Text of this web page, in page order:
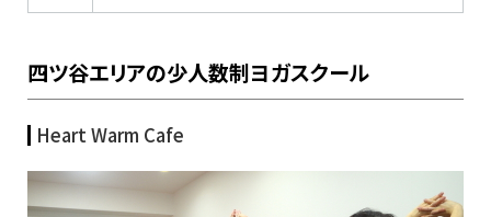
四ツ谷エリアの少人数制ヨガスクール
Heart Warm Cafe